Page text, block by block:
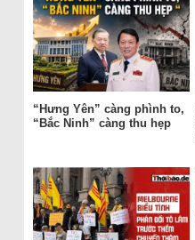
“Hưng Yên” càng phình to,
“Bắc Ninh” càng thu hẹp